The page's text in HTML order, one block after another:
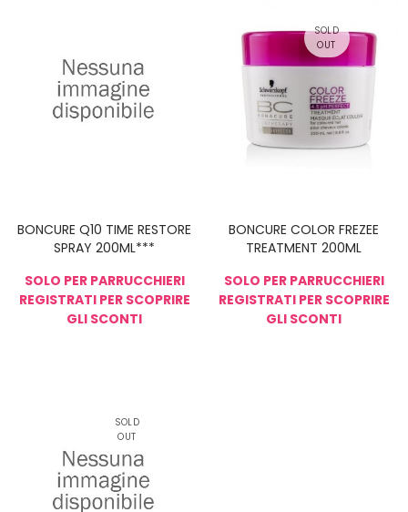
BONCURE Q10 TIME RESTORE
SPRAY 200ML***
SOLO PER PARRUCCHIERI
REGISTRATI PER SCOPRIRE
GLI SCONTI
SOLD
OUT
BONCURE COLOR FREZEE
TREATMENT 200ML
SOLO PER PARRUCCHIERI
REGISTRATI PER SCOPRIRE
GLI SCONTI
SOLD
OUT